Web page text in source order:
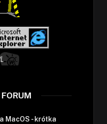
MacOS - krótka